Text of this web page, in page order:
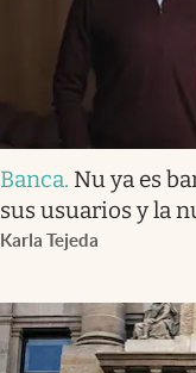
Banca. Nu ya es
sus usuarios y la
Karla Tejeda